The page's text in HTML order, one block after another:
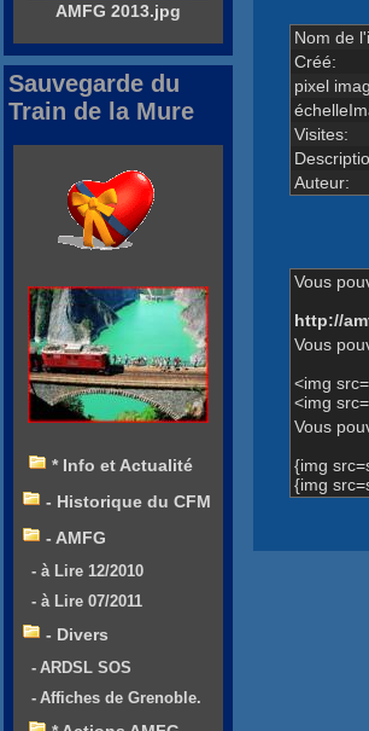
Nom de
Créé:
pixel
Visites:
Auteur:
Vous
http://
Vous
<img
<img
Vous
{img
{img
AMFG 2013.jpg
Sauvegarde du
Train de la Mure
* Info et Actualité
- Historique du CFM
- AMFG
- à Lire 12/2010
- à Lire 07/2011
- Divers
- ARDSL SOS
- Affiches de Grenoble.